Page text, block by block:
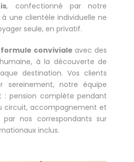
, confectionné par notre
à une clientèle individuelle ne
seule, en privatif.
formule conviviale avec des
à la découverte de
destination. Vos clients
sereinement, notre équipe
: pension complète pendant
circuit, accompagnement et
nos correspondants sur
inclus.